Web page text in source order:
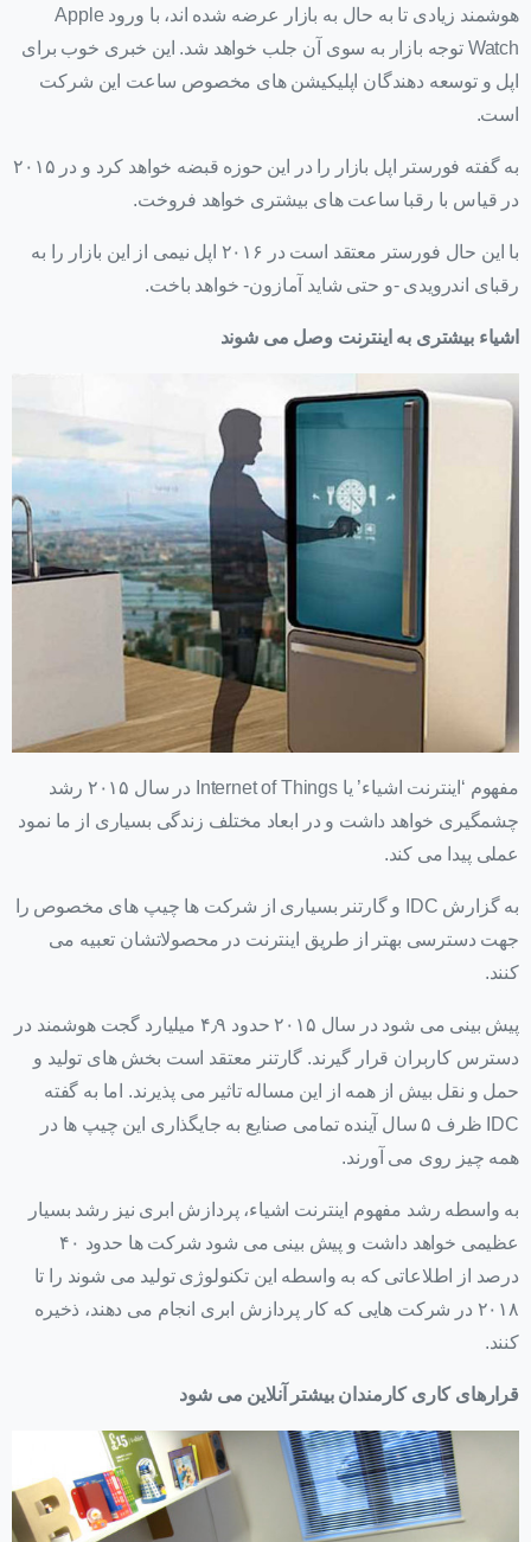
هوشمند زیادی تا به حال به بازار عرضه شده اند، با ورود Apple
Watch توجه بازار به سوی آن جلب خواهد شد. این خبری خوب برای
اپل و توسعه دهندگان اپلیکیشن های مخصوص ساعت این شرکت
است.
به گفته فورستر اپل بازار را در این حوزه قبضه خواهد کرد و در ۲۰۱۵
در قیاس با رقبا ساعت های بیشتری خواهد فروخت.
با این حال فورستر معتقد است در ۲۰۱۶ اپل نیمی از این بازار را به
رقبای اندرویدی -و حتی شاید آمازون- خواهد باخت.
اشیاء بیشتری به اینترنت وصل می شوند
مفهوم ‘اینترنت اشیاء’ یا Internet of Things در سال ۲۰۱۵ رشد
چشمگیری خواهد داشت و در ابعاد مختلف زندگی بسیاری از ما نمود
عملی پیدا می کند.
به گزارش IDC و گارتنر بسیاری از شرکت ها چیپ های مخصوص را
جهت دسترسی بهتر از طریق اینترنت در محصولاتشان تعبیه می
کنند.
پیش بینی می شود در سال ۲۰۱۵ حدود ۴٫۹ میلیارد گجت هوشمند در
دسترس کاربران قرار گیرند. گارتنر معتقد است بخش های تولید و
حمل و نقل بیش از همه از این مساله تاثیر می پذیرند. اما به گفته
IDC ظرف ۵ سال آینده تمامی صنایع به جایگذاری این چیپ ها در
همه چیز روی می آورند.
به واسطه رشد مفهوم اینترنت اشیاء، پردازش ابری نیز رشد بسیار
عظیمی خواهد داشت و پیش بینی می شود شرکت ها حدود ۴۰
درصد از اطلاعاتی که به واسطه این تکنولوژی تولید می شوند را تا
۲۰۱۸ در شرکت هایی که کار پردازش ابری انجام می دهند، ذخیره
کنند.
قرارهای کاری کارمندان بیشتر آنلاین می شود